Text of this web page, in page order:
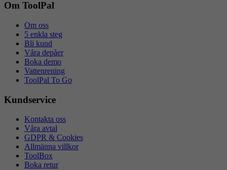
Om ToolPal
Om oss
5 enkla steg
Bli kund
Våra depåer
Boka demo
Vattenrening
ToolPal To Go
Kundservice
Kontakta oss
Våra avtal
GDPR & Cookies
Allmänna villkor
ToolBox
Boka retur